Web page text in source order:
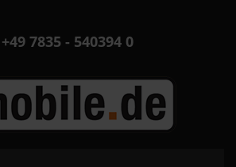
+49 7835 - 540394 0